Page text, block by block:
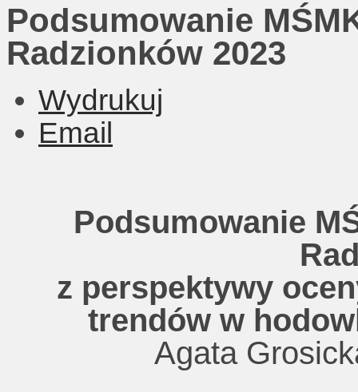
Podsumowanie
Radzionków 2023
Wydrukuj
Email
Podsumowanie
z perspektywy
trendów w
Agata